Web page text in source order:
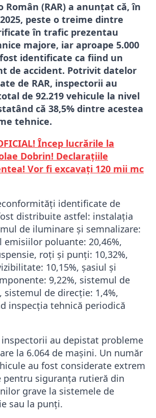
Român (RAR) a anunțat că, în
peste o treime dintre
în trafic prezentau
majore, iar aproape 5.000
identificate ca fiind un
de accident. Potrivit datelor
de RAR, inspectorii au
de 92.219 vehicule la nivel
că 38,5% dintre acestea
tehnice.
Încep lucrările la
Dobrin! Declarațiile
Vor fi excavați 120 mii mc
identificate de
distribuite astfel: instalația
de iluminare și semnalizare:
emisiilor poluante: 20,46%,
roți și punți: 10,32%,
10,15%, șasiul și
9,22%, sistemul de
sistemul de direcție: 1,4%,
inspecția tehnică periodică
inspectorii au depistat probleme
la 6.064 de mașini. Un număr
au fost considerate extrem
pentru siguranța rutieră din
grave la sistemele de
sau la punți.